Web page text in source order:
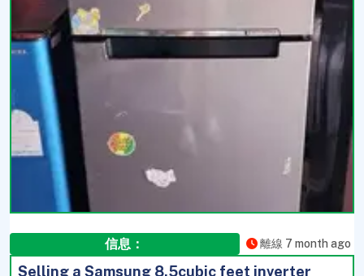
信息： 離線 7 month ago
Selling a Samsung 8.5cubic feet inverter